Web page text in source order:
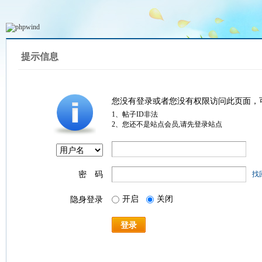
提示信息
您没有登录或者您没有权限访问此页面
1、帖子ID非法
2、您还不是站点会员,请先登录站点
密 码 找
隐身登录 开启 关闭
登录